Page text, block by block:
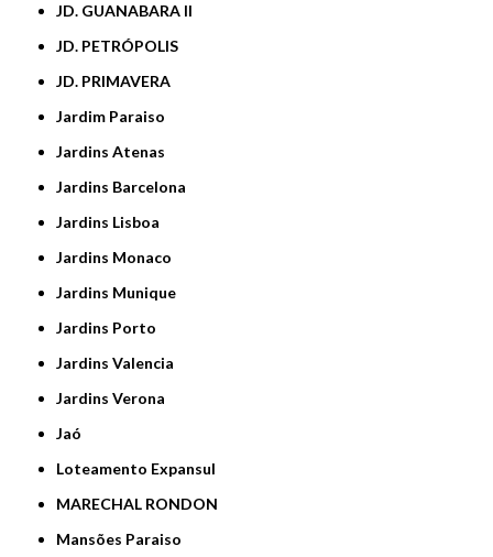
JD. GUANABARA II
JD. PETRÓPOLIS
JD. PRIMAVERA
Jardim Paraiso
Jardins Atenas
Jardins Barcelona
Jardins Lisboa
Jardins Monaco
Jardins Munique
Jardins Porto
Jardins Valencia
Jardins Verona
Jaó
Loteamento Expansul
MARECHAL RONDON
Mansões Paraiso